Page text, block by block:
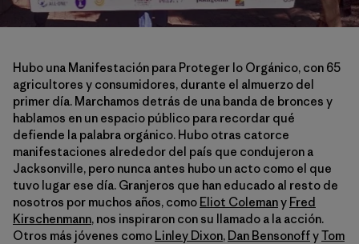
Hubo una Manifestación para Proteger lo Orgánico, con 65
agricultores y consumidores, durante el almuerzo del
primer día. Marchamos detrás de una banda de bronces y
hablamos en un espacio público para recordar qué
defiende la palabra orgánico. Hubo otras catorce
manifestaciones alrededor del país que condujeron a
Jacksonville, pero nunca antes hubo un acto como el que
tuvo lugar ese día. Granjeros que han educado al resto de
nosotros por muchos años, como Eliot Colemany Fred
Kirschenmann, nos inspiraron con su llamado a la acción.
Otros más jóvenes como Linley Dixon, Dan BensonoffyTom